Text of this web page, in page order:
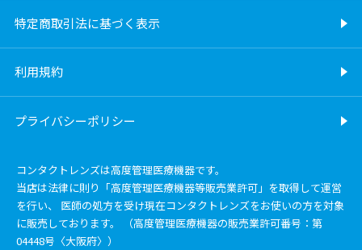
特定商取引法に基づく表示
利用規約
プライバシーポリシー
コンタクトレンズは高度管理医療機器です。
当店は法律に則り「高度管理医療機器等販売業許可」を取得して運営
を行い、 医師の処方を受け現在コンタクトレンズをお使いの方を対象
に販売しております。 （高度管理医療機器の販売業許可番号：第
04448号〈大阪府〉）